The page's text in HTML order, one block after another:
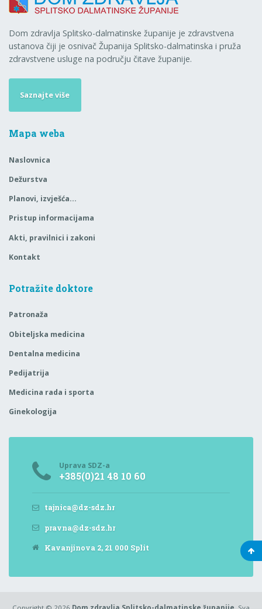
Dom zdravlja Splitsko-dalmatinske županije je zdravstvena
ustanova čiji je osnivač Županija Splitsko-dalmatinska i pruža
zdravstvene usluge na području čitave županije.
Saznajte više
Mapa weba
Naslovnica
Dežurstva
Planovi, izvješća…
Pristup informacijama
Akti, pravilnici i zakoni
Kontakt
Potražite doktore
Patronaža
Obiteljska medicina
Dentalna medicina
Pedijatrija
Medicina rada i sporta
Ginekologija
Uprava SDZ-a
+385(0)21 48 10 60
tajnica@dz-sdz.hr
pravna@dz-sdz.hr
Kavanjinova 2, 21 000 Split